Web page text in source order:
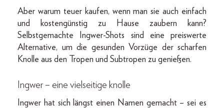
Aber warum teuer kaufen, wenn man sie auch einfach
und kostengünstig zu Hause zaubern kann?
Selbstgemachte Ingwer-Shots sind eine preiswerte
Alternative, um die gesunden Vorzüge der scharfen
Knolle aus den Tropen und Subtropen zu genießen.
Ingwer – eine vielseitige knolle
Ingwer hat sich längst einen Namen gemacht – sei es